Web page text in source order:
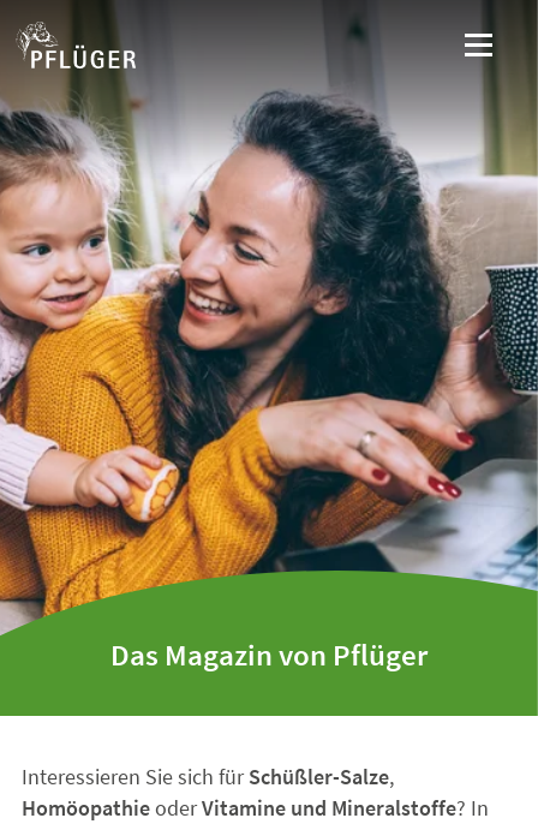
Das Magazin von Pflüger
Interessieren Sie sich fürSchüßler-Salze,
HomöopathieoderVitamine und Mineralstoffe? In